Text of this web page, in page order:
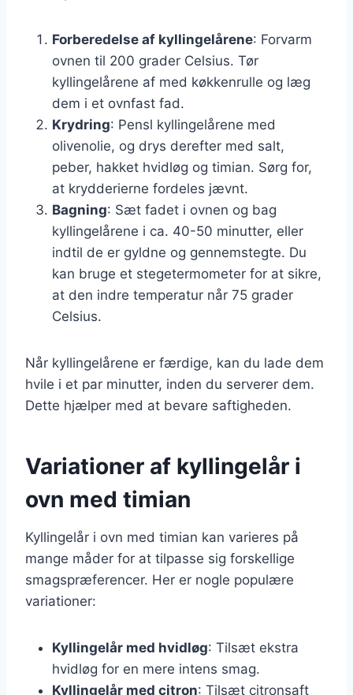
Forberedelse af kyllingelårene: Forvarm
ovnen til 200 grader Celsius. Tør
kyllingelårene af med køkkenrulle og læg
dem i et ovnfast fad.
Krydring: Pensl kyllingelårene med
olivenolie, og drys derefter med salt,
peber, hakket hvidløg og timian. Sørg for,
at krydderierne fordeles jævnt.
Bagning: Sæt fadet i ovnen og bag
kyllingelårene i ca. 40-50 minutter, eller
indtil de er gyldne og gennemstegte. Du
kan bruge et stegetermometer for at sikre,
at den indre temperatur når 75 grader
Celsius.
Når kyllingelårene er færdige, kan du lade dem
hvile i et par minutter, inden du serverer dem.
Dette hjælper med at bevare saftigheden.
Variationer af kyllingelår i
ovn med timian
Kyllingelår i ovn med timian kan varieres på
mange måder for at tilpasse sig forskellige
smagspræferencer. Her er nogle populære
variationer:
Kyllingelår med hvidløg: Tilsæt ekstra
hvidløg for en mere intens smag.
Kyllingelår med citron: Tilsæt citronsaft